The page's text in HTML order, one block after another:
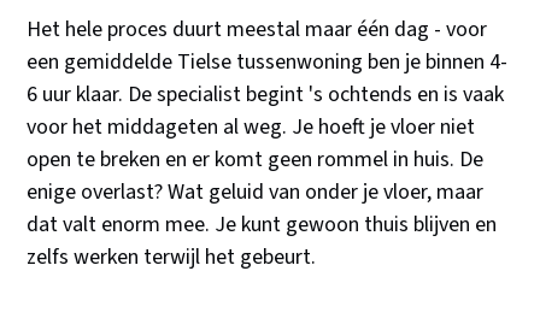
Het hele proces duurt meestal maar één dag - voor
een gemiddelde Tielse tussenwoning ben je binnen 4-
6 uur klaar. De specialist begint 's ochtends en is vaak
voor het middageten al weg. Je hoeft je vloer niet
open te breken en er komt geen rommel in huis. De
enige overlast? Wat geluid van onder je vloer, maar
dat valt enorm mee. Je kunt gewoon thuis blijven en
zelfs werken terwijl het gebeurt.